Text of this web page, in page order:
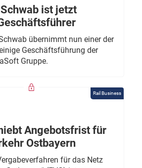
ist jetzt
übernimmt nun einer der
Geschäftsführung der
Gruppe.
Rail Business
Angebotsfrist für
Ostbayern
für das Netz